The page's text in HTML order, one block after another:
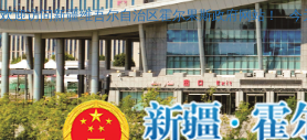
欢迎访问新疆维吾尔自治区霍尔果斯政府网站！ 今